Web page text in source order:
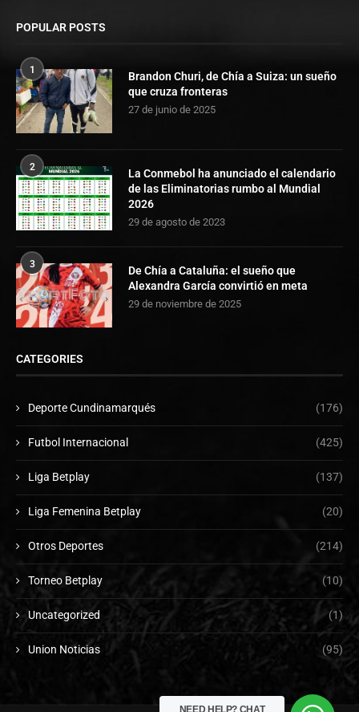
POPULAR POSTS
1
Brandon Churi, de Chía a Suiza: un sueño
que cruza fronteras
27 de junio de 2025
2
La Conmebol ha anunciado el calendario
de las Eliminatorias rumbo al Mundial
2026
29 de agosto de 2023
3
De Chía a Cataluña: el sueño que
Alexandra García convirtió en meta
29 de noviembre de 2025
CATEGORIES
Deporte Cundinamarqués (176)
Futbol Internacional (425)
Liga Betplay (137)
Liga Femenina Betplay (20)
Otros Deportes (214)
Torneo Betplay (10)
Uncategorized (1)
Union Noticias (95)
NEED HELP? CHAT